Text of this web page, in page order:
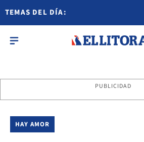
TEMAS DEL DÍA:
PUBLICIDAD
HAY AMOR